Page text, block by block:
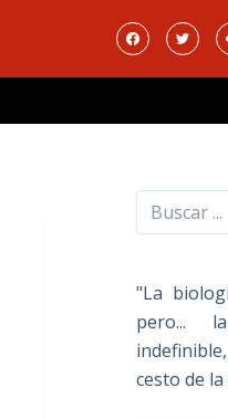
Buscar
"La
pero...
cesto de la